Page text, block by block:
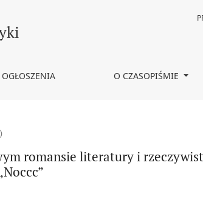
wirtualnej na przykładzie VR „Noccc”
OGŁOSZENIA O CZASOPIŚMIE
romansie literatury i